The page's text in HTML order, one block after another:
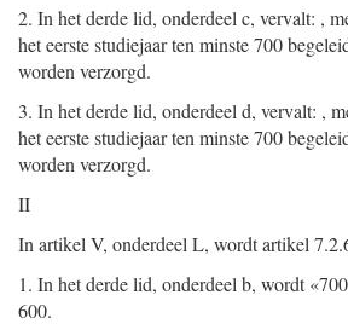
2. In het derde lid, onderdeel c, vervalt: ,
het eerste studiejaar ten minste 700
worden verzorgd.
3. In het derde lid, onderdeel d, vervalt: ,
het eerste studiejaar ten minste 700
worden verzorgd.
II
In artikel V, onderdeel L, wordt artikel
1. In het derde lid, onderdeel b, wordt
600.